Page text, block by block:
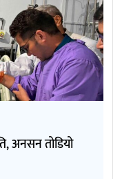
अनसन तोडियो